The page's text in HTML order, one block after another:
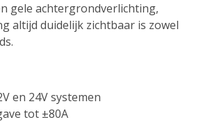
gele achtergrondverlichting,
altijd duidelijk zichtbaar is zowel
en 24V systemen
tot ±80A